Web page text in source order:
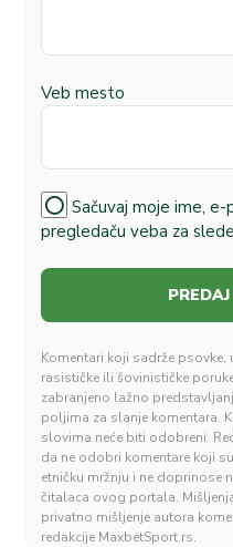
Veb mesto
Sačuvaj moje ime,
pregledaču veba za
Komentari koji sadrže psovke,
rasističke ili šovinističke
zabranjeno lažno
poljima za slanje komentara.
slovima neće biti odobreni.
da ne odobri komentare koji
etničku mržnju i ne doprinose
čitalaca ovog portala.
privatno mišljenje autora
redakcije MaxbetSport.rs.